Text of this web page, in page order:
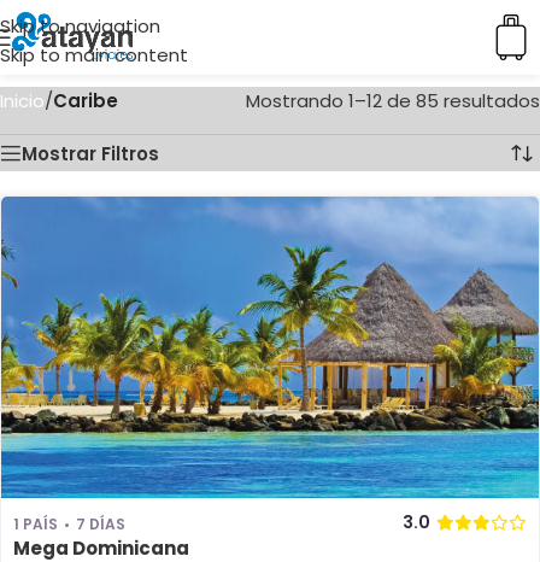
Skip to navigation
Skip to main content
Inicio/Caribe Mostrando 1–12 de 85 resultados
Mostrar Filtros
1 PAÍS 7 DÍAS 3.0
Mega Dominicana